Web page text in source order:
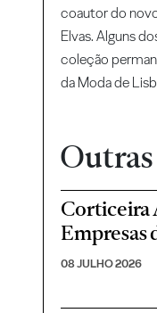
coautor do
Elvas. Alguns
coleção
da Moda de
Corticeira
Empresas
08 JULHO 2026